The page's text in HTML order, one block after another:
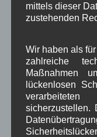
WBEbeiÜber uns
Gerd ErfertbeiÜber
Beitragsarchiv
August 2026(2)
Juli 2026(9)
mittels dieser
zustehenden
Wir haben als
zahlreiche
Maßnahmen
lückenlosen
verarbeiteten
sicherzustellen.